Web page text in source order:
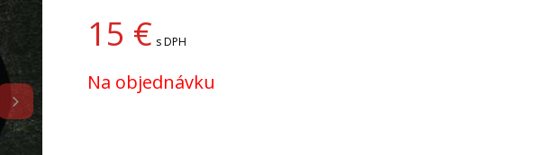
15 € s DPH
Na objednávku